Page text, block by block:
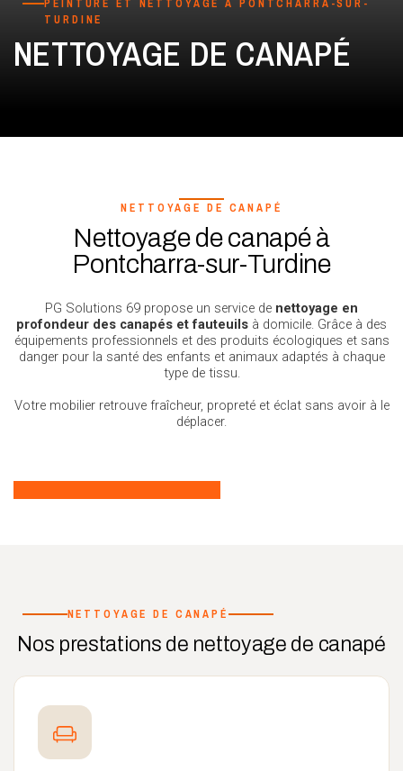
PEINTURE ET NETTOYAGE À PONTCHARRA-SUR-
TURDINE
NETTOYAGE DE CANAPÉ
NETTOYAGE DE CANAPÉ
Nettoyage de canapé à
Pontcharra-sur-Turdine
PG Solutions 69 propose un service de nettoyage en
profondeur des canapés et fauteuils à domicile. Grâce à des
équipements professionnels et des produits écologiques et sans
danger pour la santé des enfants et animaux adaptés à chaque
type de tissu.
Votre mobilier retrouve fraîcheur, propreté et éclat sans avoir à le
déplacer.
NETTOYAGE DE CANAPÉ
Nos prestations de nettoyage de canapé